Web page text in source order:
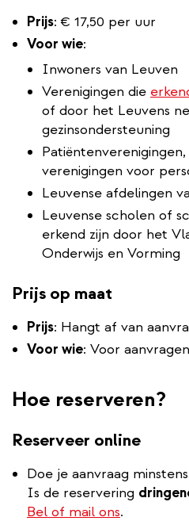
Prijs: € 17,50 per uur
Voor wie:
Inwoners van Leuven
Verenigingen die
of door het Leuvens
gezinsondersteuning
verenigingen voor
Leuvense afdelingen
Leuvense scholen of
erkend zijn door het
Onderwijs en Vorming
Prijs op maat
Prijs: Hangt af van
Voor wie: Voor
Hoe reserveren?
Reserveer online
Doe je aanvraag minstens
Is de reservering
Bel of mail ons.